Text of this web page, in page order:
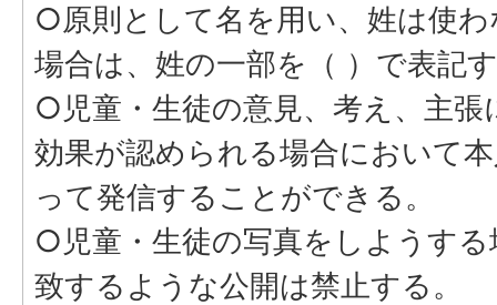
○原則として名を用い、姓は使
場合は、姓の一部を（ ）で表記
○児童・生徒の意見、考え、主
効果が認められる場合において
って発信することができる。
○児童・生徒の写真をしようす
致するような公開は禁止する。